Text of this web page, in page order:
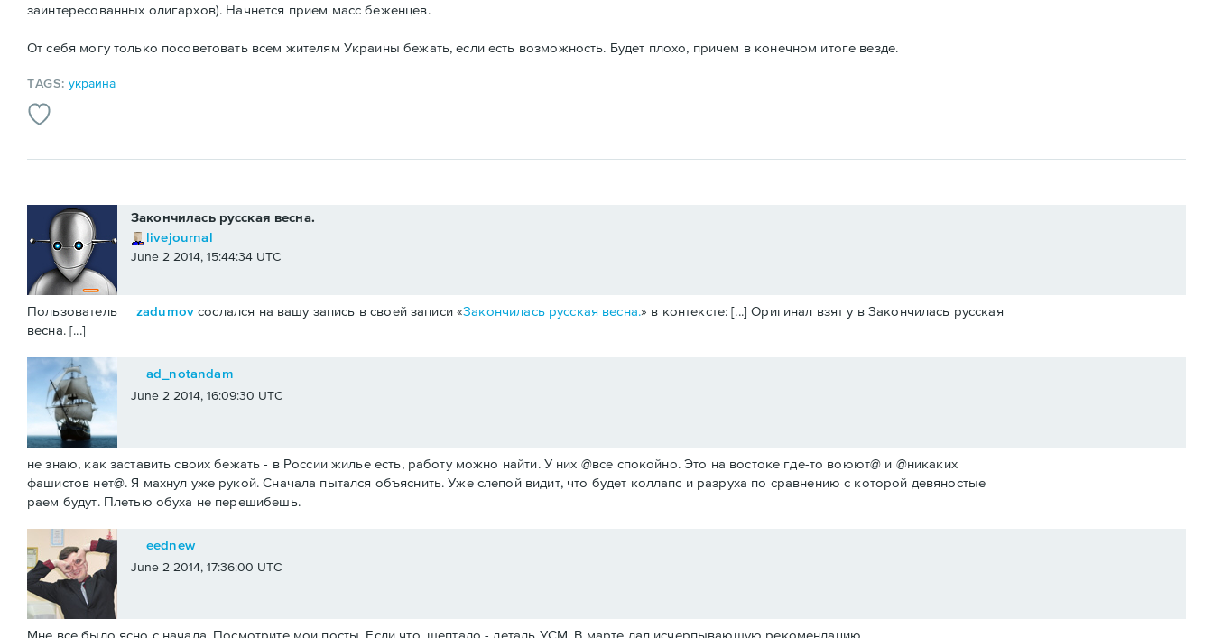
заинтересованных олигархов). Начнется прием масс беженцев.
От себя могу только посоветовать всем жителям Украины бежать, если есть возможность. Будет плохо, причем в конечном итоге везде.
TAGS:украина
Закончилась русская весна.
livejournal
June 2 2014, 15:44:34 UTC
Пользователь zadumov сослался на вашу запись в своей записи «Закончилась русская весна.» в контексте: [...] Оригинал взят у в Закончилась русская
весна. [...]
ad_notandam
June 2 2014, 16:09:30 UTC
не знаю, как заставить своих бежать - в России жилье есть, работу можно найти. У них @все спокойно. Это на востоке где-то воюют@ и @никаких
фашистов нет@. Я махнул уже рукой. Сначала пытался объяснить. Уже слепой видит, что будет коллапс и разруха по сравнению с которой девяностые
раем будут. Плетью обуха не перешибешь.
eednew
June 2 2014, 17:36:00 UTC